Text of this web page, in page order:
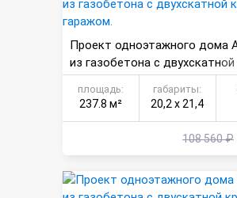
Проект одноэтажного дома
из газобетона с
и гаражом.
площадь:
237.8 м²
габариты:
20,2 х 21,4
108 560 ₽